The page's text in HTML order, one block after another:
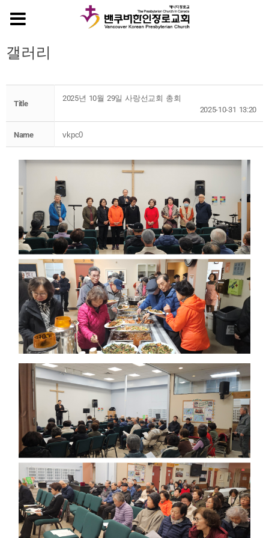
갤러리
Title
2025년 10월 29일 사랑선교회 총회
2025-10-31 13:20
Name vkpc0